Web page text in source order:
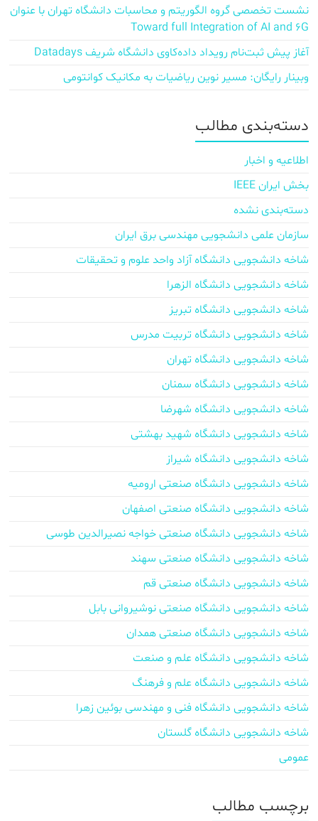
نشست تخصصی گروه الگوریتم و محاسبات دانشگاه تهران با عنوان
Toward full Integration of AI and 6G
آغاز پیش‌ ثبت‌نام رویداد داده‌کاوی دانشگاه شریف Datadays
وبینار رایگان: مسیر نوین ریاضیات به مکانیک کوانتومی
دسته‌بندی مطالب
اطلاعیه و اخبار
بخش ایران IEEE
دسته‌بندی نشده
سازمان علمی دانشجویی مهندسی برق ایران
شاخه دانشجویی دانشگاه آزاد واحد علوم و تحقیقات
شاخه دانشجویی دانشگاه الزهرا
شاخه دانشجویی دانشگاه تبریز
شاخه دانشجویی دانشگاه تربیت مدرس
شاخه دانشجویی دانشگاه تهران
شاخه دانشجویی دانشگاه سمنان
شاخه دانشجویی دانشگاه شهرضا
شاخه دانشجویی دانشگاه شهید بهشتی
شاخه دانشجویی دانشگاه شیراز
شاخه دانشجویی دانشگاه صنعتی ارومیه
شاخه دانشجویی دانشگاه صنعتی اصفهان
شاخه دانشجویی دانشگاه صنعتی خواجه نصیرالدین طوسی
شاخه دانشجویی دانشگاه صنعتی سهند
شاخه دانشجویی دانشگاه صنعتی قم
شاخه دانشجویی دانشگاه صنعتی نوشیروانی بابل
شاخه دانشجویی دانشگاه صنعتی همدان
شاخه دانشجویی دانشگاه علم و صنعت
شاخه دانشجویی دانشگاه علم و فرهنگ
شاخه دانشجویی دانشگاه فنی و مهندسی بوئین زهرا
شاخه دانشجویی دانشگاه گلستان
عمومی
برچسب‌ مطالب